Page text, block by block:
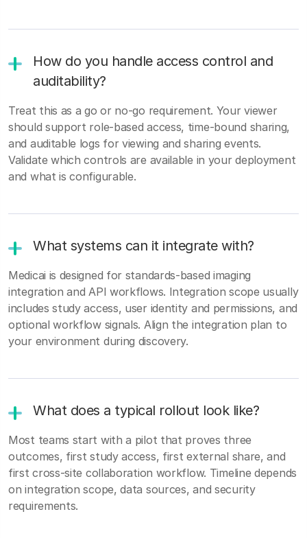
How do you handle access control and
auditability?
Treat this as a go or no-go requirement. Your viewer
should support role-based access, time-bound sharing,
and auditable logs for viewing and sharing events.
Validate which controls are available in your deployment
and what is configurable.
What systems can it integrate with?
Medicai is designed for standards-based imaging
integration and API workflows. Integration scope usually
includes study access, user identity and permissions, and
optional workflow signals. Align the integration plan to
your environment during discovery.
What does a typical rollout look like?
Most teams start with a pilot that proves three
outcomes, first study access, first external share, and
first cross-site collaboration workflow. Timeline depends
on integration scope, data sources, and security
requirements.